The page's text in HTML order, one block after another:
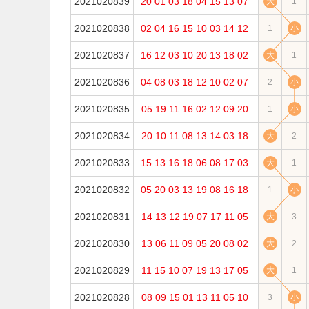
2021020838 02 04 16 15 10 03 14 12 1 小
2021020837 16 12 03 10 20 13 18 02 大 1
2021020836 04 08 03 18 12 10 02 07 2 小
2021020835 05 19 11 16 02 12 09 20 1 小
2021020834 20 10 11 08 13 14 03 18 大 2
2021020833 15 13 16 18 06 08 17 03 大 1
2021020832 05 20 03 13 19 08 16 18 1 小
2021020831 14 13 12 19 07 17 11 05 大 3
2021020830 13 06 11 09 05 20 08 02 大 2
2021020829 11 15 10 07 19 13 17 05 大 1
2021020828 08 09 15 01 13 11 05 10 3 小